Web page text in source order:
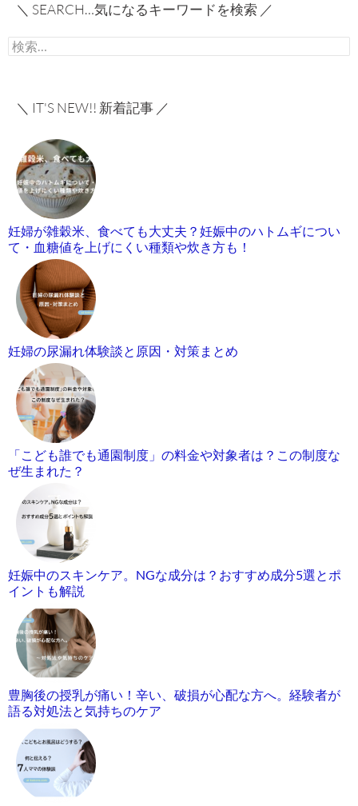
＼ SEARCH…気になるキーワードを検索 ／
検
索:
＼ IT'S NEW!! 新着記事 ／
妊婦が雑穀米、食べても大丈夫？妊娠中のハトムギについ
て・血糖値を上げにくい種類や炊き方も！
妊婦の尿漏れ体験談と原因・対策まとめ
「こども誰でも通園制度」の料金や対象者は？この制度な
ぜ生まれた？
妊娠中のスキンケア。NGな成分は？おすすめ成分5選とポ
イントも解説
豊胸後の授乳が痛い！辛い、破損が心配な方へ。経験者が
語る対処法と気持ちのケア